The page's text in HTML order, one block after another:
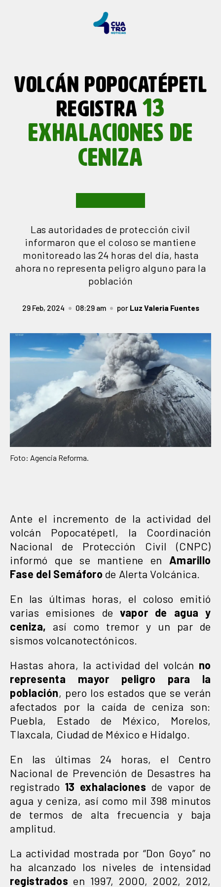
VOLCÁN POPOCATÉPETL
REGISTRA13
EXHALACIONES DE
CENIZA
Las autoridades de protección civil
informaron que el coloso se mantiene
monitoreado las 24 horas del día, hasta
ahora no representa peligro alguno para la
población
29 Feb, 2024 08:29 am por Luz Valeria Fuentes
Foto: Agencia Reforma.
Ante el incremento de la actividad del
volcán Popocatépetl, la Coordinación
Nacional de Protección Civil (CNPC)
informó que se mantiene en Amarillo
Fase del Semáforo de Alerta Volcánica.
En las últimas horas, el coloso emitió
varias emisiones de vapor de agua y
ceniza, así como tremor y un par de
sismos volcanotectónicos.
Hastas ahora, la actividad del volcán no
representa mayor peligro para la
población, pero los estados que se verán
afectados por la caída de ceniza son:
Puebla, Estado de México, Morelos,
Tlaxcala, Ciudad de México e Hidalgo.
En las últimas 24 horas, el Centro
Nacional de Prevención de Desastres ha
registrado 13 exhalaciones de vapor de
agua y ceniza, así como mil 398 minutos
de termos de alta frecuencia y baja
amplitud.
La actividad mostrada por “Don Goyo” no
ha alcanzado los niveles de intensidad
registrados en 1997, 2000, 2002, 2012,